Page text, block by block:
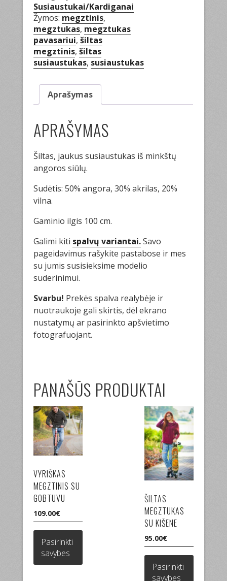
Susiaustukai/Kardiganai
Žymos: megztinis,
megztukas, megztukas
pavasariui,šiltas
megztinis,šiltas
susiaustukas, susiaustukas
Aprašymas
APRAŠYMAS
Šiltas, jaukus susiaustukas iš minkštų
angoros siūlų.
Sudėtis: 50% angora, 30% akrilas, 20%
vilna.
Gaminio ilgis 100 cm.
Galimi kiti spalvų variantai.Savo
pageidavimus rašykite pastabose ir mes
su jumis susisieksime modelio
suderinimui.
Svarbu! Prekės spalva realybėje ir
nuotraukoje gali skirtis, dėl ekrano
nustatymų ar pasirinkto apšvietimo
fotografuojant.
PANAŠŪS PRODUKTAI
VYRIŠKAS
MEGZTINIS SU
GOBTUVU
109.00€
Pasirinkti
savybes
ŠILTAS
MEGZTUKAS
SU KIŠENE
95.00€
Pasirinkti
savybes